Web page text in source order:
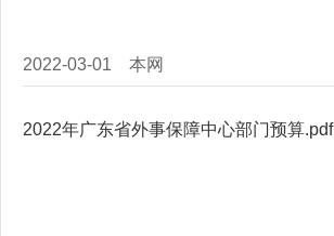
2022-03-01 本网
2022年广东省外事保障中心部门预算.pdf